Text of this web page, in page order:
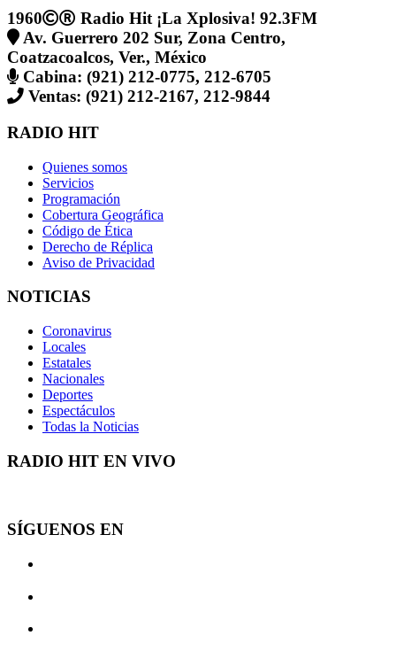
1960
Radio Hit ¡La Xplosiva! 92.3FM
Av. Guerrero 202 Sur, Zona Centro,
Coatzacoalcos, Ver., México
Cabina: (921) 212-0775, 212-6705
Ventas: (921) 212-2167, 212-9844
RADIO HIT
Quienes somos
Servicios
Programación
Cobertura Geográfica
Código de Ética
Derecho de Réplica
Aviso de Privacidad
NOTICIAS
Coronavirus
Locales
Estatales
Nacionales
Deportes
Espectáculos
Todas la Noticias
RADIO HIT EN VIVO
SÍGUENOS EN